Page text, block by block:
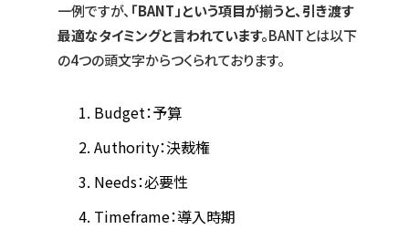
一例ですが、 「BANT」という項目が揃うと、引き渡す
最適なタイミングと言われています。BANTとは以下
の4つの頭文字からつくられております。
Budget：予算
Authority：決裁権
Needs：必要性
Timeframe：導入時期